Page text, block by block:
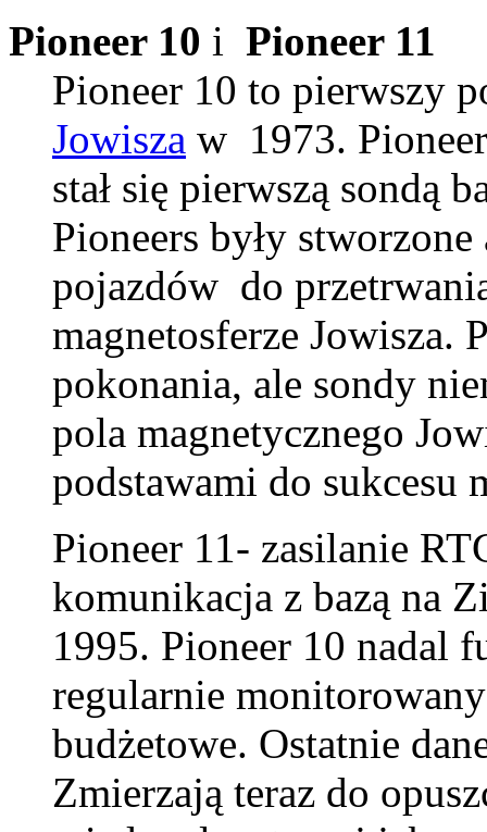
Pioneer 10 i Pioneer 11
Pioneer 10 to pierwszy
Jowisza w 1973.
stał się pierwszą sondą
Pioneers były
pojazdów do
magnetosferze Jowisza.
pokonania, ale sondy
pola magnetycznego
podstawami do sukcesu
Pioneer 11- zasilanie
komunikacja z bazą na
1995. Pioneer 10 nadal
regularnie
budżetowe. Ostatnie
Zmierzają teraz do